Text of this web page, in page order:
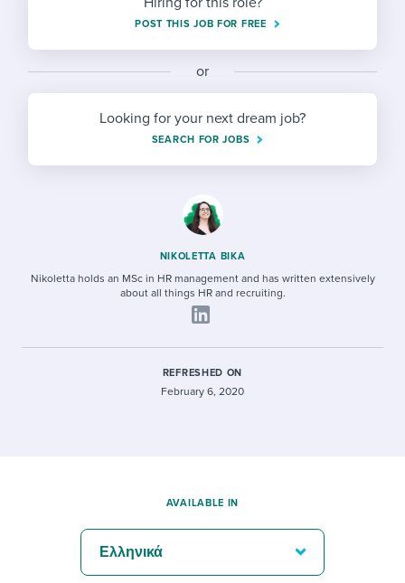
Ensuring compliance
Digitizing work processes
Candidate/employee experiences
HR terms
Workable Academy
Overall career resources
POST THIS JOB FOR FREE
or
Looking for your next dream job?
SEARCH FOR JOBS
NIKOLETTA BIKA
Nikoletta holds an MSc in HR management and has written extensively
about all things HR and recruiting.
REFRESHED ON
February 6, 2020
AVAILABLE IN
Ελληνικά